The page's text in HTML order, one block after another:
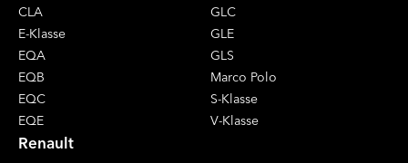
CLA
E-Klasse
EQA
EQB
EQC
EQE
GLC
GLE
GLS
Marco Polo
S-Klasse
V-Klasse
Renault